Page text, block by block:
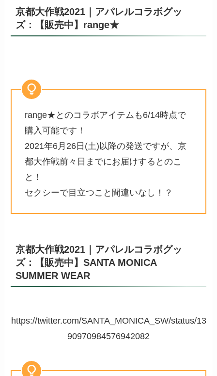
京都大作戦2021｜アパレルコラボグッ
ズ：【販売中】range★
range★とのコラボアイテムも6/14時点で
購入可能です！
2021年6月26日(土)以降の発送ですが、京
都大作戦前々日までにお届けするとのこ
と！
セクシーで目立つこと間違いなし！？
京都大作戦2021｜アパレルコラボグッ
ズ：【販売中】SANTA MONICA
SUMMER WEAR
https://twitter.com/SANTA_MONICA_SW/status/13
90970984576942082